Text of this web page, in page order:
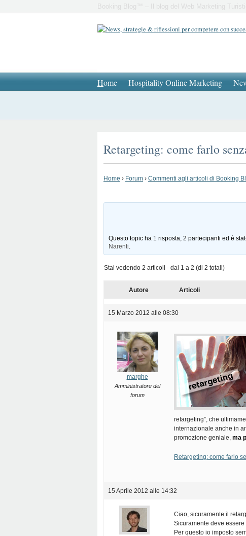
Booking Blog™ – Il blog del Web Marketing
Home Hospitality Online Marketing
Retargeting: come farlo
Home › Forum › Commenti agli articoli di Booking
Questo topic ha 1 risposta, 2 partecipanti ed è
Narenti.
Stai vedendo 2 articoli - dal 1 a 2 (di 2 totali)
Autore Articoli
15 Marzo 2012 alle 08:30
marghe
Amministratore del
forum
retargeting”, che
internazionale anche in
promozione geniale, ma
Retargeting: come farlo
15 Aprile 2012 alle 14:32
Ciao, sicuramente il
Sicuramente deve
Per questo io imposto